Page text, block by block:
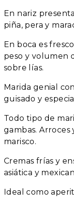
En nariz
piña, pera y
En boca es
peso y volumen
sobre lías.
Marida genial
guisado y
Todo tipo de
gambas. Arroces
marisco.
Cremas frías y
asiática y
Ideal como